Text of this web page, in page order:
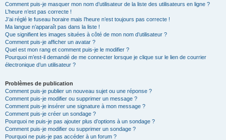
Comment puis-je masquer mon nom d’utilisateur de la liste des utilisateurs en ligne ?
L’heure n’est pas correcte !
J’ai réglé le fuseau horaire mais l’heure n’est toujours pas correcte !
Ma langue n’apparaît pas dans la liste !
Que signifient les images situées à côté de mon nom d’utilisateur ?
Comment puis-je afficher un avatar ?
Quel est mon rang et comment puis-je le modifier ?
Pourquoi m’est-il demandé de me connecter lorsque je clique sur le lien de courrier
électronique d’un utilisateur ?
Problèmes de publication
Comment puis-je publier un nouveau sujet ou une réponse ?
Comment puis-je modifier ou supprimer un message ?
Comment puis-je insérer une signature à mon message ?
Comment puis-je créer un sondage ?
Pourquoi ne puis-je pas ajouter plus d’options à un sondage ?
Comment puis-je modifier ou supprimer un sondage ?
Pourquoi ne puis-je pas accéder à un forum ?